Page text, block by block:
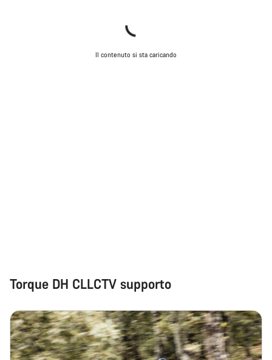
Il contenuto si sta caricando
Torque DH CLLCTV supporto